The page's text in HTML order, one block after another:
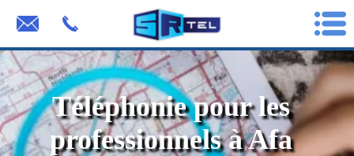
Téléphonie pour les
professionnels à Afa